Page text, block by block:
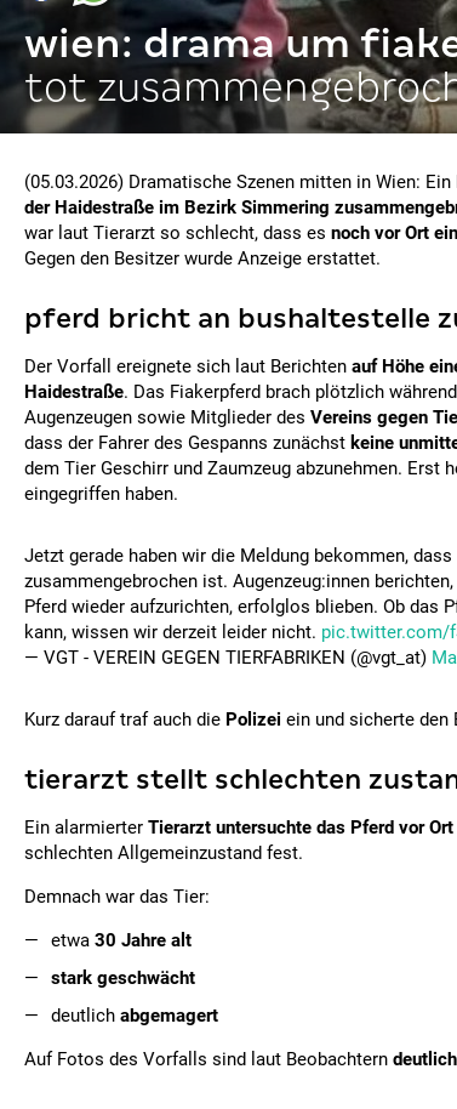
wien: drama um
tot
(05.03.2026) Dramatische Szenen mitten in Wien: Ein
der Haidestraße im Bezirk Simmering
war laut Tierarzt so schlecht, dass es noch vor Ort
Gegen den Besitzer wurde Anzeige erstattet.
pferd bricht an bushaltestelle
Der Vorfall ereignete sich laut Berichten auf Höhe
Haidestraße. Das Fiakerpferd brach plötzlich
Augenzeugen sowie Mitglieder des Vereins gegen
dass der Fahrer des Gespanns zunächst keine
dem Tier Geschirr und Zaumzeug abzunehmen. Erst
eingegriffen haben.
Jetzt gerade haben wir die Meldung bekommen,
zusammengebrochen ist. Augenzeug:innen
Pferd wieder aufzurichten, erfolglos blieben. Ob das
kann, wissen wir derzeit leider nicht. pic.twitter.com/
— VGT - VEREIN GEGEN TIERFABRIKEN (@vgt_at)
Kurz darauf traf auch die Polizei ein und sicherte den
tierarzt stellt schlechten
Ein alarmierter Tierarzt untersuchte das Pferd vor Ort
schlechten Allgemeinzustand fest.
Demnach war das Tier:
etwa 30 Jahre alt
stark geschwächt
deutlich abgemagert
Auf Fotos des Vorfalls sind laut Beobachtern